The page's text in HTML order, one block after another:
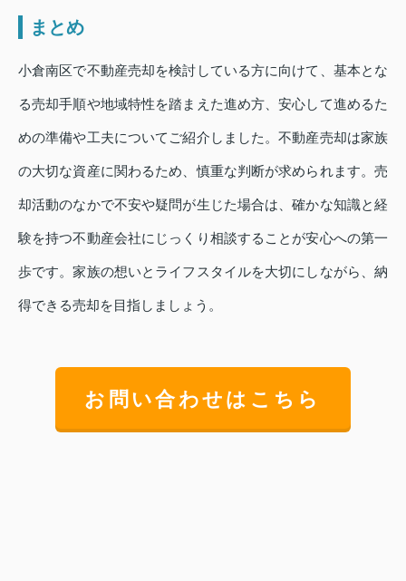
まとめ
小倉南区で不動産売却を検討している方に向けて、基本とな
る売却手順や地域特性を踏まえた進め方、安心して進めるた
めの準備や工夫についてご紹介しました。不動産売却は家族
の大切な資産に関わるため、慎重な判断が求められます。売
却活動のなかで不安や疑問が生じた場合は、確かな知識と経
験を持つ不動産会社にじっくり相談することが安心への第一
歩です。家族の想いとライフスタイルを大切にしながら、納
得できる売却を目指しましょう。
お問い合わせはこちら